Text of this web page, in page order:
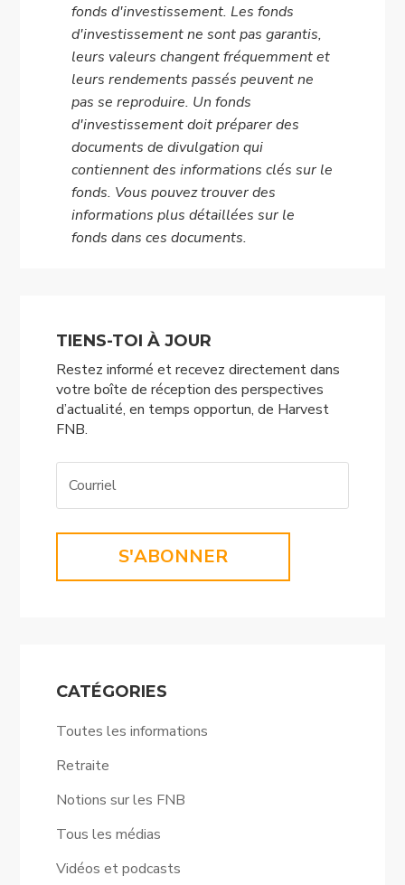
fonds d'investissement. Les fonds
d'investissement ne sont pas garantis,
leurs valeurs changent fréquemment et
leurs rendements passés peuvent ne
pas se reproduire. Un fonds
d'investissement doit préparer des
documents de divulgation qui
contiennent des informations clés sur le
fonds. Vous pouvez trouver des
informations plus détaillées sur le
fonds dans ces documents.
TIENS-TOI À JOUR
Restez informé et recevez directement dans
votre boîte de réception des perspectives
d’actualité, en temps opportun, de Harvest
FNB.
S'ABONNER
CATÉGORIES
Toutes les informations
Retraite
Notions sur les FNB
Tous les médias
Vidéos et podcasts